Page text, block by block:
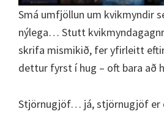
Smá umfjöllun um kvikmyndir
nýlega… Stutt
skrifa mismikið, fer yfirleitt
dettur fyrst í hug – oft bara að
Stjörnugjöf… já, stjörnugjöf er